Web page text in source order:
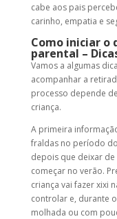
cabe aos pais
carinho, empatia e
Como iniciar o
parental –
Vamos a algumas
acompanhar a
processo depende
criança.
A primeira
fraldas no período
depois que deixar
começar no verão.
criança vai fazer xixi
controlar e, durante
molhada ou com